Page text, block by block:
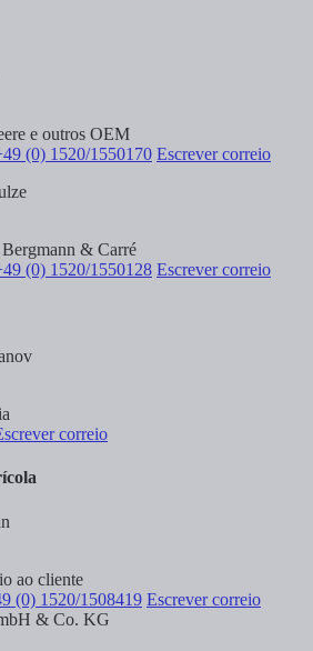
e outros OEM
(0) 1520/1550170 Escrever correio
& Carré
(0) 1520/1550128 Escrever correio
correio
ao cliente
(0) 1520/1508419 Escrever correio
& Co. KG